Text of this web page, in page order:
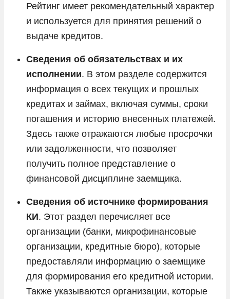
Рейтинг имеет рекомендательный характер
и используется для принятия решений о
выдаче кредитов.
Сведения об обязательствах и их
исполнении. В этом разделе содержится
информация о всех текущих и прошлых
кредитах и займах, включая суммы, сроки
погашения и историю внесенных платежей.
Здесь также отражаются любые просрочки
или задолженности, что позволяет
получить полное представление о
финансовой дисциплине заемщика.
Сведения об источнике формирования
КИ. Этот раздел перечисляет все
организации (банки, микрофинансовые
организации, кредитные бюро), которые
предоставляли информацию о заемщике
для формирования его кредитной истории.
Также указываются организации, которые